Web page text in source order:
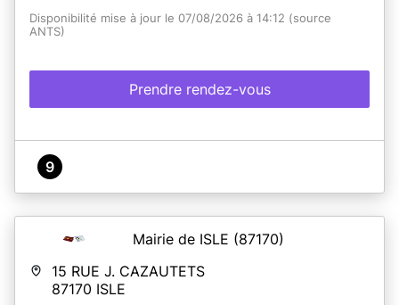
Disponibilité mise à jour le 07/08/2026 à 14:12 (source
ANTS)
Prendre rendez-vous
9
Mairie de ISLE (87170)
15 RUE J. CAZAUTETS
87170 ISLE